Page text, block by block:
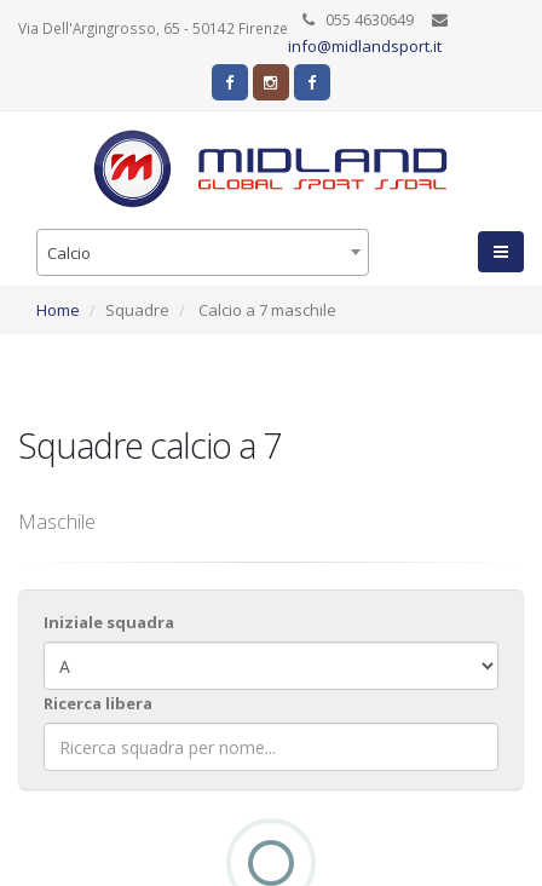
Via Dell'Argingrosso, 65 - 50142 Firenze
055 4630649
info@midlandsport.it
Calcio
Home Squadre Calcio a 7 maschile
Squadre calcio a 7
Maschile
Iniziale squadra
Ricerca libera